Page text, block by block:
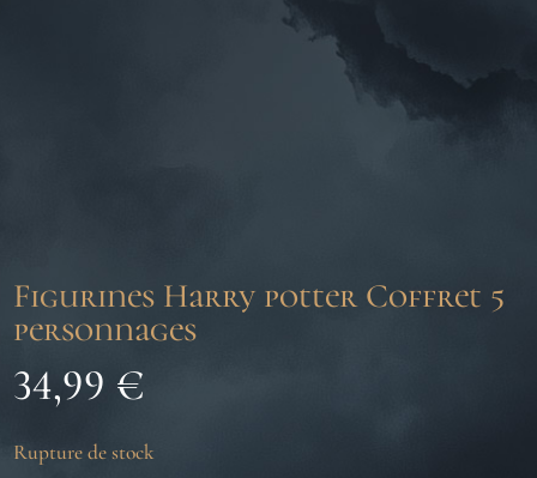
Figurines Harry potter Coffret 5
personnages
34,99 €
Rupture de stock